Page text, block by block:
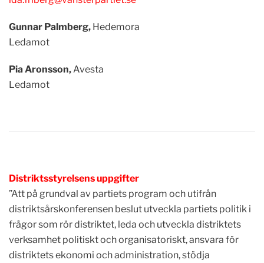
Gunnar Palmberg, Hedemora
Ledamot
Pia Aronsson,Avesta
Ledamot
Distriktsstyrelsens uppgifter
”Att på grundval av partiets program och utifrån
distriktsårskonferensen beslut utveckla partiets politik i
frågor som rör distriktet, leda och utveckla distriktets
verksamhet politiskt och organisatoriskt, ansvara för
distriktets ekonomi och administration, stödja